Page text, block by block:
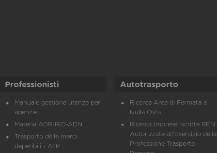
Professionisti
Manuale gestione utenze per
agenzie
Materia ADR-RID-ADN
Trasporto delle merci
deperibili - ATP
Autotrasporto
Ricerca Aree di Fermata e
Nulla Osta
Ricerca Imprese Iscritte REN
Autorizzate all'Esercizio della
Professione Trasporto